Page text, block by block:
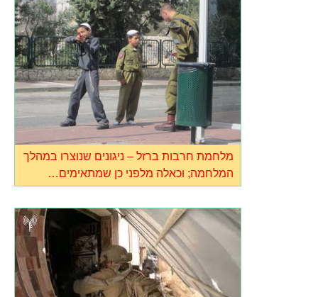
מלחמת חרבות ברזל – ניגונים שנוצרו במהלך
המלחמה; וכאלה מלפני כן שמתאימים…